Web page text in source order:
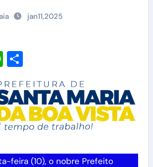
jan11,2025
WhatsApp
Share